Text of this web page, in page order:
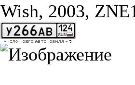
Wish, 2003,